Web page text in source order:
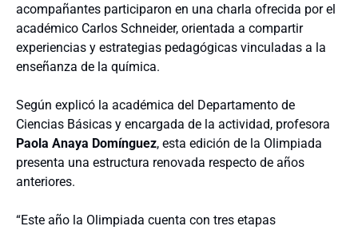
acompañantes participaron en una charla ofrecida por el
académico Carlos Schneider, orientada a compartir
experiencias y estrategias pedagógicas vinculadas a la
enseñanza de la química.
Según explicó la académica del Departamento de
Ciencias Básicas y encargada de la actividad, profesora
Paola Anaya Domínguez, esta edición de la Olimpiada
presenta una estructura renovada respecto de años
anteriores.
“Este año la Olimpiada cuenta con tres etapas